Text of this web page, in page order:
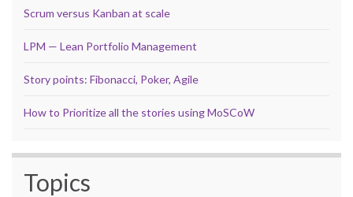
Scrum versus Kanban at scale
LPM — Lean Portfolio Management
Story points: Fibonacci, Poker, Agile
How to Prioritize all the stories using MoSCoW
Topics